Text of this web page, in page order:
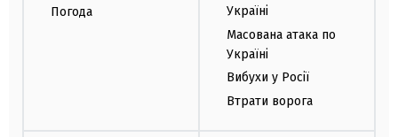
Погода
Україні
Масована атака по
Україні
Вибухи у Росії
Втрати ворога